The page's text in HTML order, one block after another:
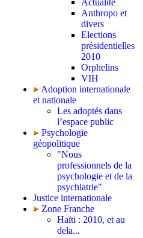
Actualité
Anthropo et
divers
Elections
présidentielles
2010
Orphelins
VIH
Adoption internationale
et nationale
Les adoptés dans
l’espace public
Psychologie
géopolitique
"Nous
professionnels de la
psychologie et de la
psychiatrie"
Justice internationale
Zone Franche
Haïti : 2010, et au
dela...